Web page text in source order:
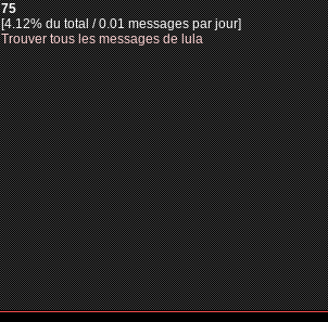
75
[4.12% du total / 0.01 messages par jour]
Trouver tous les messages de lula